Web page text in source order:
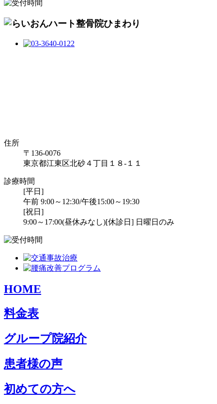
住所
〒136-0076
東京都江東区北砂４丁目１８-１１
診療時間
[平日]
午前 9:00～12:30/午後15:00～19:30
[祝日]
9:00～17:00(昼休みなし)[休診日] 日曜日のみ
HOME
料金表
グループ院紹介
患者様の声
初めての方へ